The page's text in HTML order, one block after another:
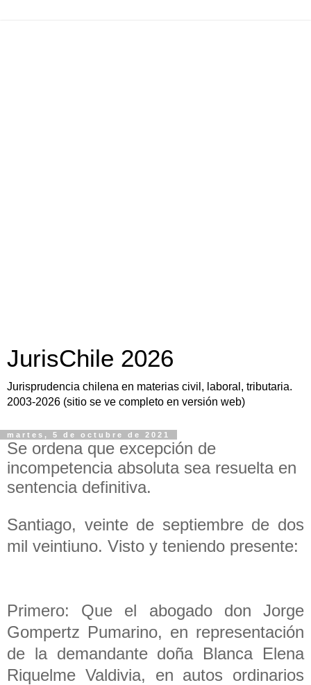
JurisChile 2026
Jurisprudencia chilena en materias civil, laboral, tributaria.
2003-2026 (sitio se ve completo en versión web)
martes, 5 de octubre de 2021
Se ordena que excepción de
incompetencia absoluta sea resuelta en
sentencia definitiva.
Santiago, veinte de septiembre de dos
mil veintiuno. Visto y teniendo presente:
Primero: Que el abogado don Jorge
Gompertz Pumarino, en representación
de la demandante doña Blanca Elena
Riquelme Valdivia, en autos ordinarios